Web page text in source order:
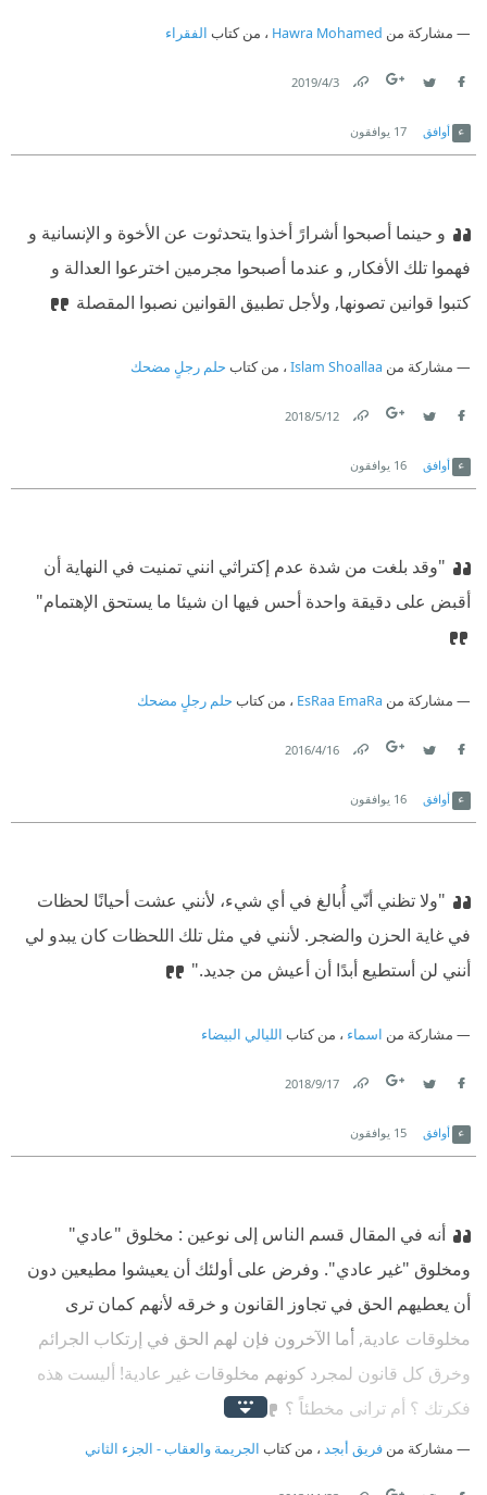
مشاركة من Hawra Mohamed ، من كتاب الفقراء
3‏/4‏/2019
أوافق 17 يوافقون
و حينما أصبحوا أشرارً أخذوا يتحدثوت عن الأخوة و الإنسانية و
فهموا تلك الأفكار, و عندما أصبحوا مجرمين اخترعوا العدالة و
كتبوا قوانين تصونها, ولأجل تطبيق القوانين نصبوا المقصلة
مشاركة من Islam Shoallaa ، من كتاب حلم رجلٍ مضحك
12‏/5‏/2018
أوافق 16 يوافقون
"وقد بلغت من شدة عدم إكتراثي انني تمنيت في النهاية أن
أقبض على دقيقة واحدة أحس فيها ان شيئا ما يستحق الإهتمام"
مشاركة من EsRaa EmaRa ، من كتاب حلم رجلٍ مضحك
16‏/4‏/2016
أوافق 16 يوافقون
"ولا تظني أنّي أُبالغ في أي شيء، لأنني عشت أحيانًا لحظات
في غاية الحزن والضجر. لأنني في مثل تلك اللحظات كان يبدو لي
أنني لن أستطيع أبدًا أن أعيش من جديد."
مشاركة من اسماء ، من كتاب الليالي البيضاء
17‏/9‏/2018
أوافق 15 يوافقون
أنه في المقال قسم الناس إلى نوعين : مخلوق "عادي"
ومخلوق "غير عادي". وفرض على أولئك أن يعيشوا مطيعين دون
أن يعطيهم الحق في تجاوز القانون و خرقه لأنهم كمان ترى
مخلوقات عادية, أما الآخرون فإن لهم الحق في إرتكاب الجرائم
وخرق كل قانون لمجرد كونهم مخلوقات غير عادية! أليست هذه
فكرتك ؟ أم تراني مخطئاً ؟
مشاركة من فريق أبجد ، من كتاب الجريمة والعقاب - الجزء الثاني